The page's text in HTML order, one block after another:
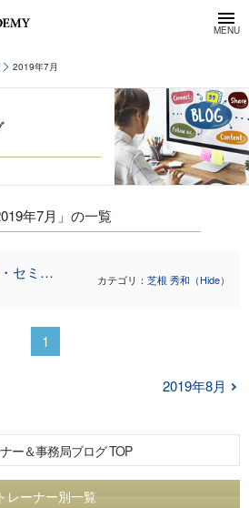
2019年7月
ー＆事務局ブログ TOP
トレーナー別一覧
年7月」の一覧
2019☆沖縄ヘミシンク・セミナーのご案内 カテゴリ： 芝根 秀和（Hide）
1
2019年8月